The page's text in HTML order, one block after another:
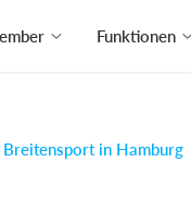
Funktionen
in Hamburg